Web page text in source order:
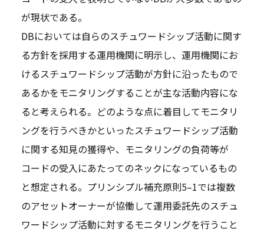
が現状である。
DBにおいては自らのスチュワードシップ活動に関す
る方針を採用する運用機関に明示し、運用機関にお
けるスチュワードシップ活動が方針に沿ったもので
あるかをモニタリングすることが主な活動内容にな
ると考えられる。どのような点に着目してモニタリ
ングを行うべきかといったスチュワードシップ活動
に関する知見の獲得や、モニタリングの負荷等が
コードの受入にあたってのネックになっているもの
と想定される。プリンシプル補充原則5–1では複数
のアセットオーナーが協働して運用委託先のスチュ
ワードシップ活動に対するモニタリングを行うこと